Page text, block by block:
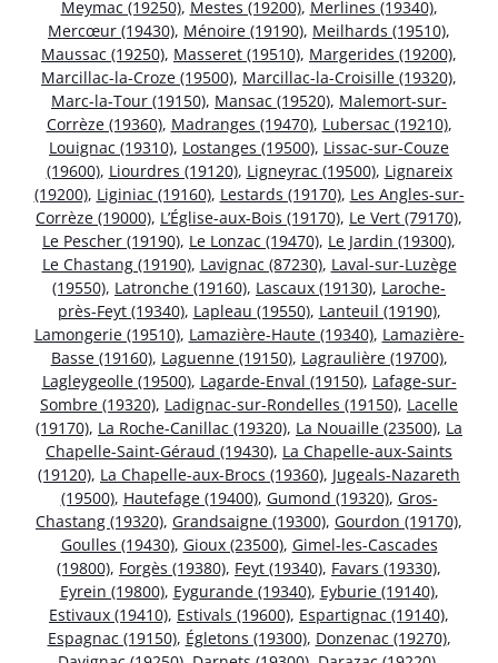
Meymac (19250), Mestes (19200), Merlines (19340),
Mercœur (19430), Ménoire (19190), Meilhards (19510),
Maussac (19250), Masseret (19510), Margerides (19200),
Marcillac-la-Croze (19500), Marcillac-la-Croisille (19320),
Marc-la-Tour (19150), Mansac (19520), Malemort-sur-
Corrèze (19360), Madranges (19470), Lubersac (19210),
Louignac (19310), Lostanges (19500), Lissac-sur-Couze
(19600), Liourdres (19120), Ligneyrac (19500), Lignareix
(19200), Liginiac (19160), Lestards (19170), Les Angles-sur-
Corrèze (19000), L’Église-aux-Bois (19170), Le Vert (79170),
Le Pescher (19190), Le Lonzac (19470), Le Jardin (19300),
Le Chastang (19190), Lavignac (87230), Laval-sur-Luzège
(19550), Latronche (19160), Lascaux (19130), Laroche-
près-Feyt (19340), Lapleau (19550), Lanteuil (19190),
Lamongerie (19510), Lamazière-Haute (19340), Lamazière-
Basse (19160), Laguenne (19150), Lagraulière (19700),
Lagleygeolle (19500), Lagarde-Enval (19150), Lafage-sur-
Sombre (19320), Ladignac-sur-Rondelles (19150), Lacelle
(19170), La Roche-Canillac (19320), La Nouaille (23500), La
Chapelle-Saint-Géraud (19430), La Chapelle-aux-Saints
(19120), La Chapelle-aux-Brocs (19360), Jugeals-Nazareth
(19500), Hautefage (19400), Gumond (19320), Gros-
Chastang (19320), Grandsaigne (19300), Gourdon (19170),
Goulles (19430), Gioux (23500), Gimel-les-Cascades
(19800), Forgès (19380), Feyt (19340), Favars (19330),
Eyrein (19800), Eygurande (19340), Eyburie (19140),
Estivaux (19410), Estivals (19600), Espartignac (19140),
Espagnac (19150), Égletons (19300), Donzenac (19270),